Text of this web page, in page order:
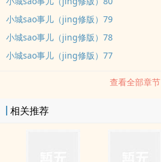
小城sao事儿（jing修版）79
小城sao事儿（jing修版）78
小城sao事儿（jing修版）77
查看全部章节
相关推荐